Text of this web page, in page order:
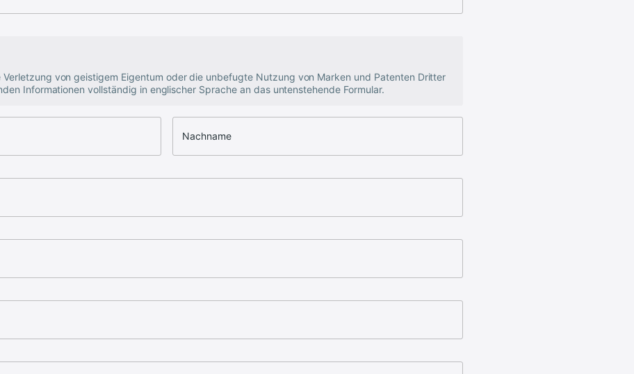
Verletzung von geistigem Eigentum oder die unbefugte Nutzung von Marken und Patenten Dritter
Informationen vollständig in englischer Sprache an das untenstehende Formular.
Nachname